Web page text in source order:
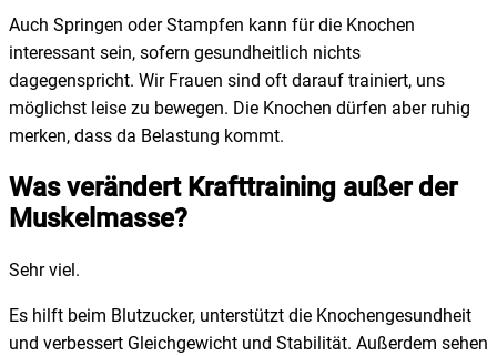
Auch Springen oder Stampfen kann für die Knochen
interessant sein, sofern gesundheitlich nichts
dagegenspricht. Wir Frauen sind oft darauf trainiert, uns
möglichst leise zu bewegen. Die Knochen dürfen aber ruhig
merken, dass da Belastung kommt.
Was verändert Krafttraining außer der
Muskelmasse?
Sehr viel.
Es hilft beim Blutzucker, unterstützt die Knochengesundheit
und verbessert Gleichgewicht und Stabilität. Außerdem sehen